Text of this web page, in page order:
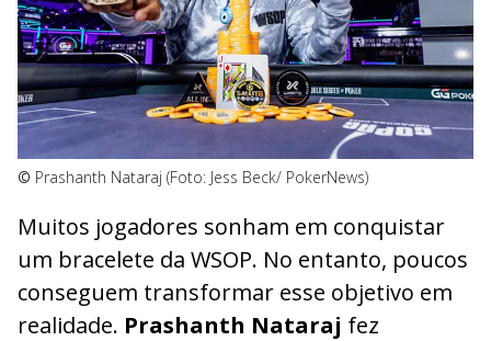
© Prashanth Nataraj (Foto: Jess Beck/ PokerNews)
Muitos jogadores sonham em conquistar
um bracelete da WSOP. No entanto, poucos
conseguem transformar esse objetivo em
realidade. Prashanth Nataraj fez